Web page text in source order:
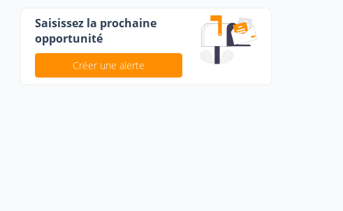
Saisissez la prochaine
opportunité
Créer une alerte